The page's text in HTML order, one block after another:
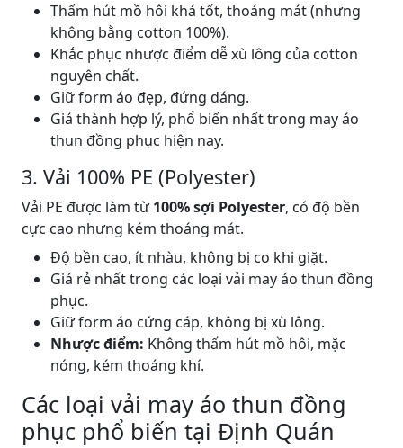
Thấm hút mồ hôi khá tốt, thoáng mát (nhưng
không bằng cotton 100%).
Khắc phục nhược điểm dễ xù lông của cotton
nguyên chất.
Giữ form áo đẹp, đứng dáng.
Giá thành hợp lý, phổ biến nhất trong may áo
thun đồng phục hiện nay.
3. Vải 100% PE (Polyester)
Vải PE được làm từ100% sợi Polyester, có độ bền
cực cao nhưng kém thoáng mát.
Độ bền cao, ít nhàu, không bị co khi giặt.
Giá rẻ nhất trong các loại vải may áo thun đồng
phục.
Giữ form áo cứng cáp, không bị xù lông.
Nhược điểm: Không thấm hút mồ hôi, mặc
nóng, kém thoáng khí.
Các loại vải may áo thun đồng
phục phổ biến tại Định Quán